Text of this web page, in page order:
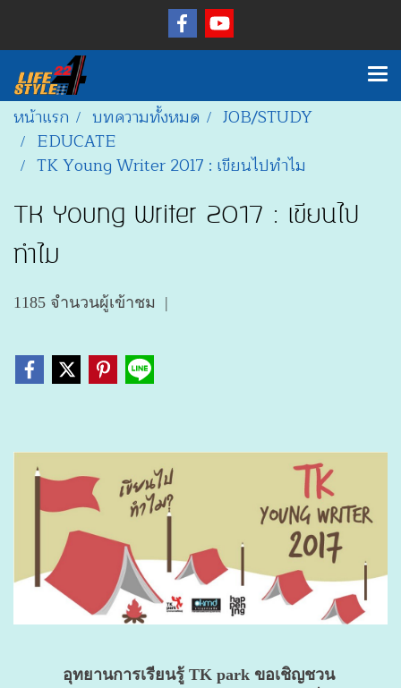
หน้าแรก บทความทั้งหมด
JOB/STUDY
EDUCATE
TK Young Writer 2017 : เขียนไปทำไม
TK Young Writer 2017 : เขียนไป
ทำไม
1185 จำนวนผู้เข้าชม |
อุทยานการเรียนรู้ TK park ขอเชิญชวน